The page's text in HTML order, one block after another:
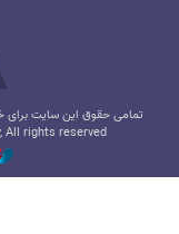
تمامی حقوق این سایت برای
All rights reserved